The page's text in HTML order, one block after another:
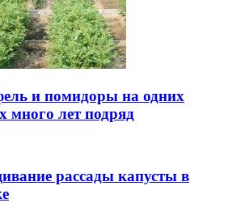
и помидоры на одних
много лет подряд
рассады капусты в